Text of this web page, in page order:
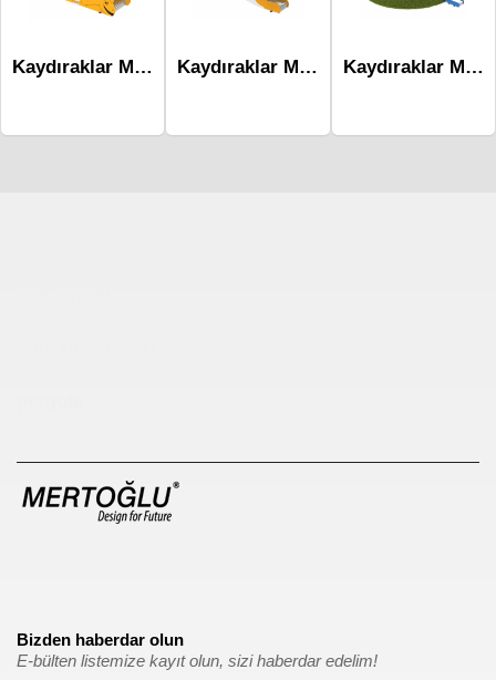
Kaydıraklar Mck-1004 Kaydıraklar Mck-1003 Kaydıraklar Mck-1005C
Bizden haberdar olun
E-bülten listemize kayıt olun, sizi haberdar edelim!